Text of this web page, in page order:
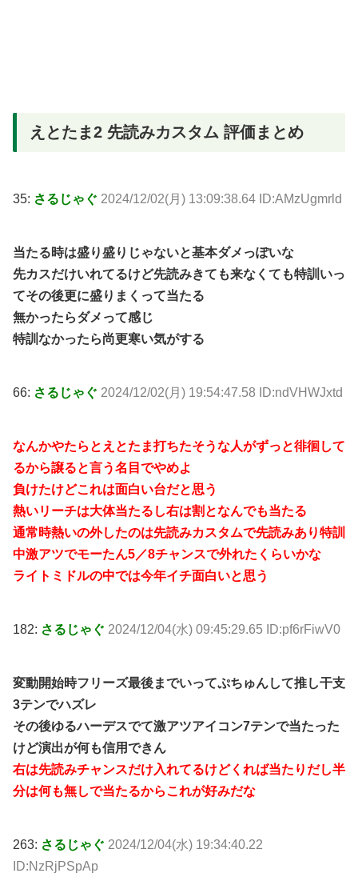
えとたま2 先読みカスタム 評価まとめ
35: さるじゃぐ 2024/12/02(月) 13:09:38.64 ID:AMzUgmrld
当たる時は盛り盛りじゃないと基本ダメっぽいな
先カスだけいれてるけど先読みきても来なくても特訓いっ
てその後更に盛りまくって当たる
無かったらダメって感じ
特訓なかったら尚更寒い気がする
66: さるじゃぐ 2024/12/02(月) 19:54:47.58 ID:ndVHWJxtd
なんかやたらとえとたま打ちたそうな人がずっと徘徊して
るから譲ると言う名目でやめよ
負けたけどこれは面白い台だと思う
熱いリーチは大体当たるし右は割となんでも当たる
通常時熱いの外したのは先読みカスタムで先読みあり特訓
中激アツでモーたん5／8チャンスで外れたくらいかな
ライトミドルの中では今年イチ面白いと思う
182: さるじゃぐ 2024/12/04(水) 09:45:29.65 ID:pf6rFiwV0
変動開始時フリーズ最後までいってぷちゅんして推し干支
3テンでハズレ
その後ゆるハーデスでて激アツアイコン7テンで当たった
けど演出が何も信用できん
右は先読みチャンスだけ入れてるけどくれば当たりだし半
分は何も無しで当たるからこれが好みだな
263: さるじゃぐ 2024/12/04(水) 19:34:40.22
ID:NzRjPSpAp